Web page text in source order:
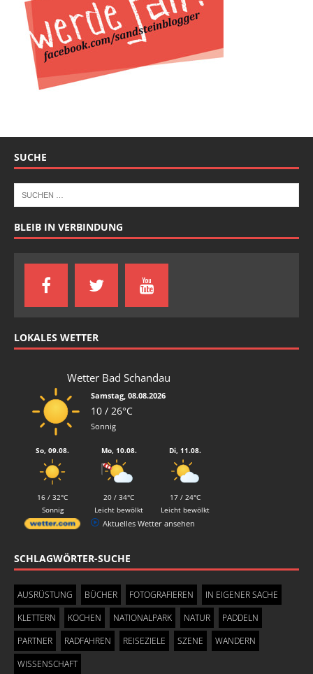
SUCHE
BLEIB IN VERBINDUNG
LOKALES WETTER
Wetter Bad Schandau
Samstag, 08.08.2026
10 / 26°C
Sonnig
So, 09.08.
16 / 32°C
Sonnig
Mo, 10.08.
20 / 34°C
Leicht bewölkt
Di, 11.08.
17 / 24°C
Leicht bewölkt
Aktuelles Wetter ansehen
SCHLAGWÖRTER-SUCHE
AUSRÜSTUNG BÜCHER FOTOGRAFIEREN
IN EIGENER SACHE
KLETTERN
KOCHEN NATIONALPARK NATUR
PADDELN
PARTNER
RADFAHREN REISEZIELE SZENE
WANDERN
WISSENSCHAFT